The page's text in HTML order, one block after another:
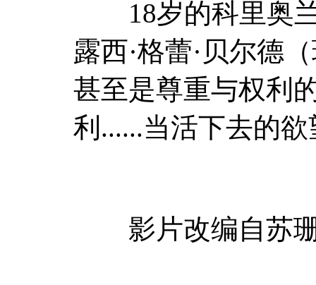
18岁的科里奥兰
露西·格蕾·贝尔德
甚至是尊重与权利
利......当活下去的
影片改编自苏珊